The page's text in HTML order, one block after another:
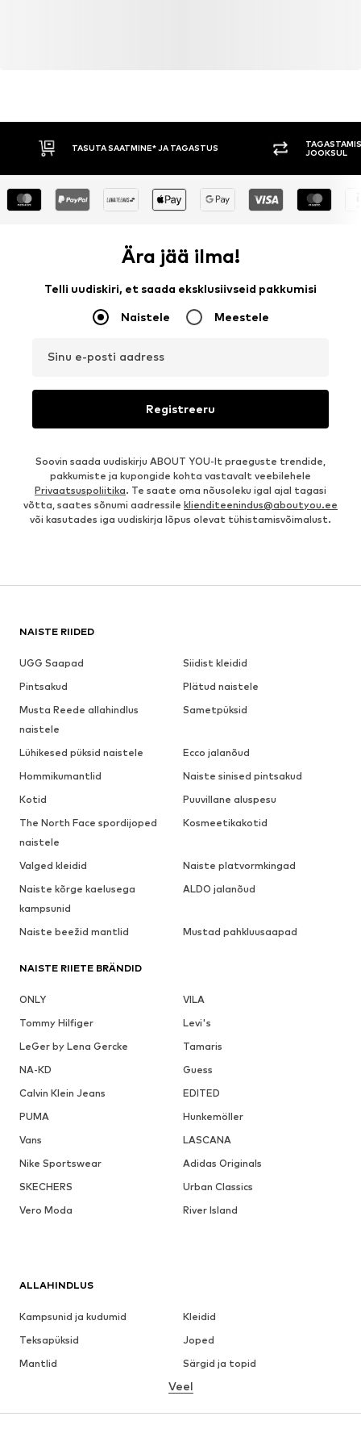
TASUTA SAATMINE* JA TAGASTUS
JOOKSUL
Ära jää ilma!
Telli uudiskiri, et saada eksklusiivseid pakkumisi
Naistele Meestele
Sinu e-posti aadress
Registreeru
Soovin saada uudiskirju ABOUT YOU-lt praeguste trendide,
pakkumiste ja kupongide kohta vastavalt veebilehele
Privaatsuspoliitika. Te saate oma nõusoleku igal ajal tagasi
võtta, saates sõnumi aadressile klienditeenindus@aboutyou.ee
või kasutades iga uudiskirja lõpus olevat tühistamisvõimalust.
NAISTE RIIDED
UGG Saapad
Siidist kleidid
Pintsakud
Plätud naistele
Musta Reede allahindlus
naistele
Sametpüksid
Lühikesed püksid naistele
Ecco jalanõud
Hommikumantlid
Naiste sinised pintsakud
Kotid
Puuvillane aluspesu
The North Face spordijoped
naistele
Kosmeetikakotid
Valged kleidid
Naiste platvormkingad
Naiste kõrge kaelusega
kampsunid
ALDO jalanõud
Naiste beežid mantlid Mustad pahkluusaapad
NAISTE RIIETE BRÄNDID
ONLY
VILA
Tommy Hilfiger
Levi's
LeGer by Lena Gercke
Tamaris
NA-KD
Guess
Calvin Klein Jeans
EDITED
PUMA
Hunkemöller
Vans
LASCANA
Nike Sportswear
Adidas Originals
SKECHERS
Urban Classics
Vero Moda
River Island
ALLAHINDLUS
Kampsunid ja kudumid
Kleidid
Teksapüksid
Joped
Mantlid
Särgid ja topid
Pesu
Veel